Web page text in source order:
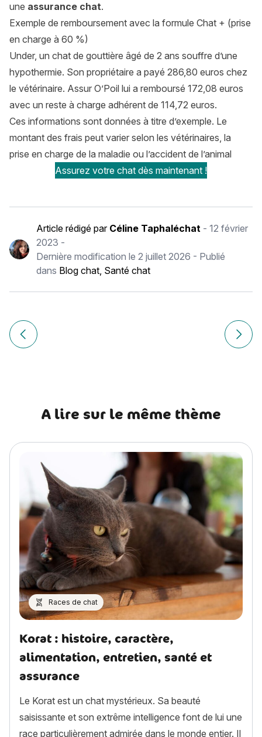
une assurance chat.
Exemple de remboursement avec la formule Chat + (prise
en charge à 60 %)
Under, un chat de gouttière âgé de 2 ans souffre d’une
hypothermie. Son propriétaire a payé 286,80 euros chez
le vétérinaire. Assur O’Poil lui a remboursé 172,08 euros
avec un reste à charge adhérent de 114,72 euros.
Ces informations sont données à titre d’exemple. Le
montant des frais peut varier selon les vétérinaires, la
prise en charge de la maladie ou l’accident de l’animal
Assurez votre chat dès maintenant !
Article rédigé par Céline Taphaléchat -12 février
2023 -
Dernière modification le2 juillet 2026 - Publié
dans Blog chat, Santé chat
Navigation
de
Article précédent Éducation chien : 5 bons réflexes àArticle
A lire sur le même thème
Races de chat
Korat : histoire, caractère,
alimentation, entretien, santé et
assurance
Le Korat est un chat mystérieux. Sa beauté
saisissante et son extrême intelligence font de lui une
race particulièrement admirée dans le monde entier. Il